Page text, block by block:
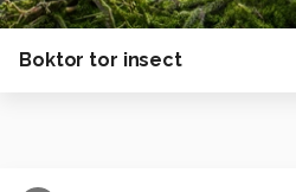
Boktor tor insect